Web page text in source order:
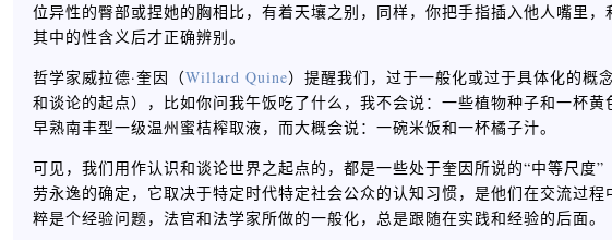
位异性的臀部或捏她的胸相比，有着天壤之别，同样，你把手指插入他人嘴里
其中的性含义后才正确辨别。
哲学家威拉德·奎因（Willard Quine）提醒我们，过于一般化或过于具体化的概
和谈论的起点），比如你问我午饭吃了什么，我不会说：一些植物种子和一杯
早熟南丰型一级温州蜜桔榨取液，而大概会说：一碗米饭和一杯橘子汁。
可见，我们用作认识和谈论世界之起点的，都是一些处于奎因所说的“中等尺
劳永逸的确定，它取决于特定时代特定社会公众的认知习惯，是他们在交流过
粹是个经验问题，法官和法学家所做的一般化，总是跟随在实践和经验的后面。